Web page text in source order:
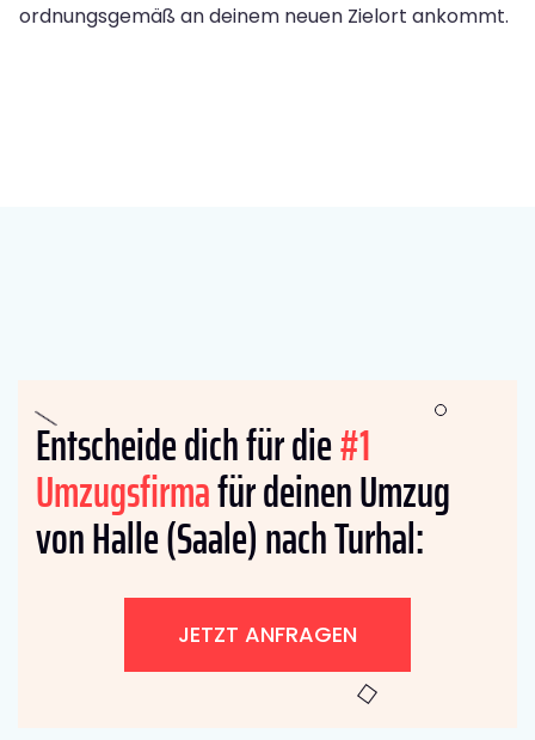
ordnungsgemäß an deinem neuen Zielort ankommt.
Entscheide dich für die#1
Umzugsfirmafür deinen Umzug
von Halle (Saale) nach Turhal:
JETZT ANFRAGEN